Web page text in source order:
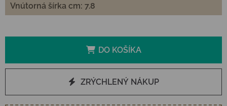
Vnútorná šírka cm: 7.8
DO KOŠÍKA
ZRÝCHLENÝ NÁKUP